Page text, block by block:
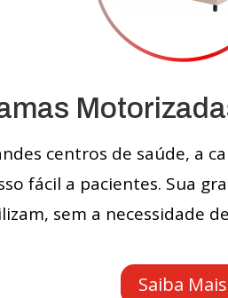
centros de saúde, a
fácil a pacientes. Sua
sem a necessidade
Saiba